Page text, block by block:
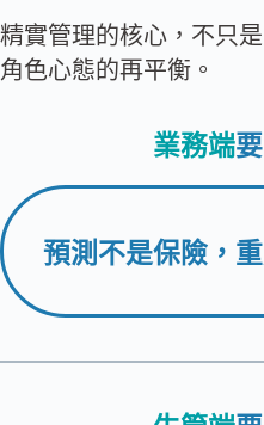
精實管理的核心，不只
角色心態的再平衡。
業務端
預測不是保險，